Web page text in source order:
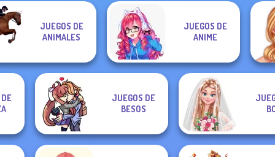
Hollywood Stars
#preppy
Day
JUEGOS DE
ANIMALES
JUEGOS DE
ANIME
JUEGOS DE
BESOS